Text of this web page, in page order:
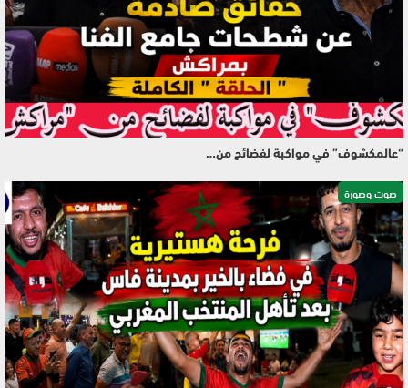
“عالمكشوف” في مواكبة لفضائح من…
صوت وصورة